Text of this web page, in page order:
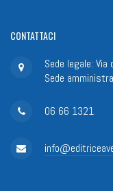
CONTATTACI
Sede legale:
Sede
06 66 1321